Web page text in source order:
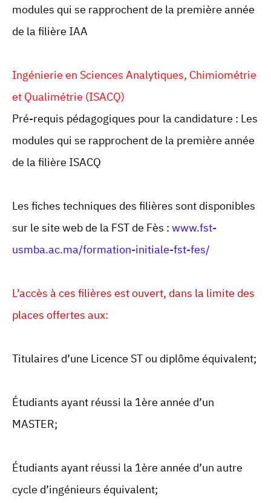
modules qui se rapprochent de la première année
de la filière IAA
Ingénierie en Sciences Analytiques, Chimiométrie
et Qualimétrie (ISACQ)
Pré-requis pédagogiques pour la candidature : Les
modules qui se rapprochent de la première année
de la filière ISACQ
Les fiches techniques des filières sont disponibles
sur le site web de la FST de Fès :www.fst-
usmba.ac.ma/formation-initiale-fst-fes/
L’accès à ces filières est ouvert, dans la limite des
places offertes aux:
Titulaires d’une Licence ST ou diplôme équivalent;
Étudiants ayant réussi la 1ère année d’un
MASTER;
Étudiants ayant réussi la 1ère année d’un autre
cycle d’ingénieurs équivalent;